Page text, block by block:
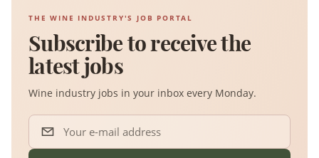
THE WINE INDUSTRY'S JOB PORTAL
Subscribe to receive the
latest jobs
Wine industry jobs in your inbox every Monday.
Your e-mail address